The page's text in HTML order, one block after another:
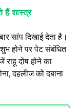
हैं शास्त्र
सांप दिखाई देता है।
होने पर पेट संबंधित
दोष होने का
दहलीज को दबाना